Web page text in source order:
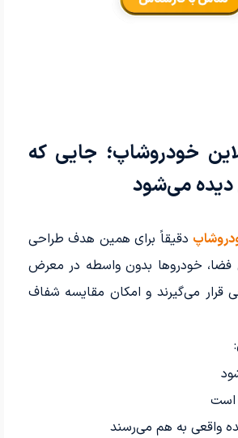
خودروشاپ؛ جایی که
می‌شود
دقیقاً برای همین هدف طراحی
خودروها بدون واسطه در معرض
قرار می‌گیرند و امکان مقایسه شفاف
است
واقعی به هم می‌رسند